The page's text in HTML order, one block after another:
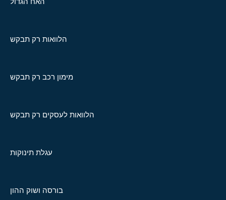
הלוואות רק תבקש
מימון רכב רק תבקש
הלוואות לעסקים רק תבקש
עגלת תינוקות
בורסה ושוק ההון